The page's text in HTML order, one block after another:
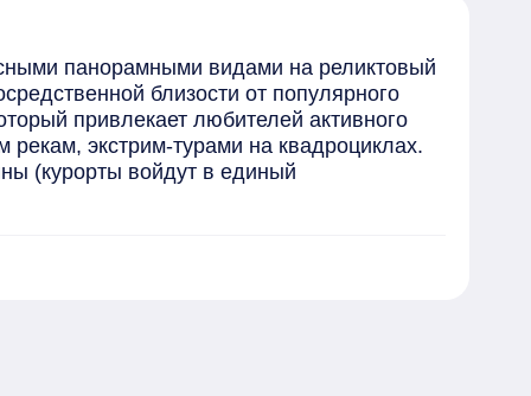
панорамными видами на реликтовый
близости от популярного
привлекает любителей активного
экстрим-турами на квадроциклах.
(курорты войдут в единый